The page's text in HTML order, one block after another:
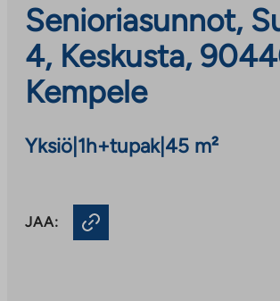
Senioriasunnot,
4, Keskusta,
Kempele
Yksiö 1h+tupak| 45 m²
JAA: